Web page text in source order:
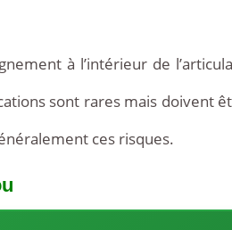
à l’intérieur de
sont rares mais doivent
ces risques.